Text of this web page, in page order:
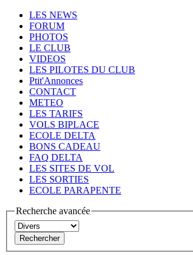
LES NEWS
FORUM
PHOTOS
LE CLUB
VIDEOS
LES PILOTES DU CLUB
Ptit'Annonces
CONTACT
METEO
LES TARIFS
VOLS BIPLACE
ECOLE DELTA
BONS CADEAU
FAQ DELTA
LES SITES DE VOL
LES SORTIES
ECOLE PARAPENTE
Recherche avancée